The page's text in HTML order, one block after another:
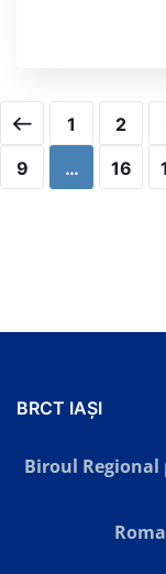
1 2
9
… 16
BRCT IAȘI
Biroul